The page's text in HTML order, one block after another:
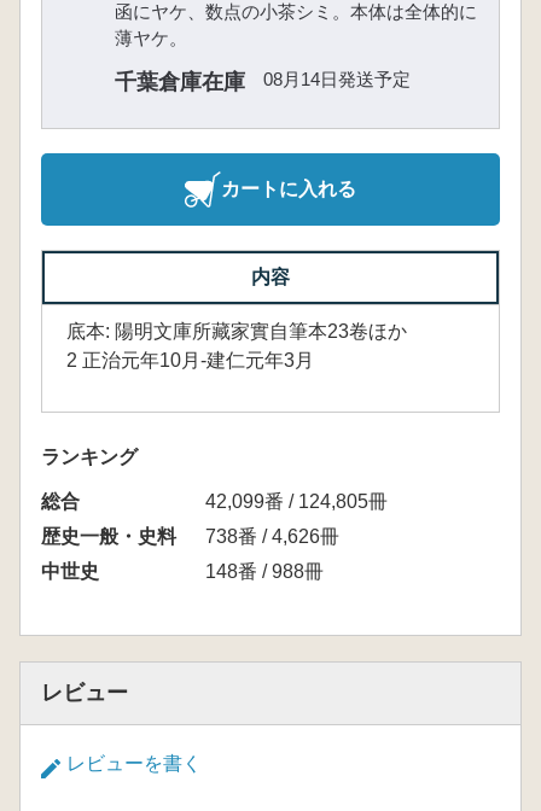
函にヤケ、数点の小茶シミ。本体は全体的に
薄ヤケ。
千葉倉庫在庫 08月14日発送予定
カートに入れる
内容
底本: 陽明文庫所藏家實自筆本23卷ほか
2 正治元年10月-建仁元年3月
ランキング
総合
42,099番 / 124,805冊
歴史一般・史料
738番 / 4,626冊
中世史
148番 / 988冊
レビュー
レビューを書く